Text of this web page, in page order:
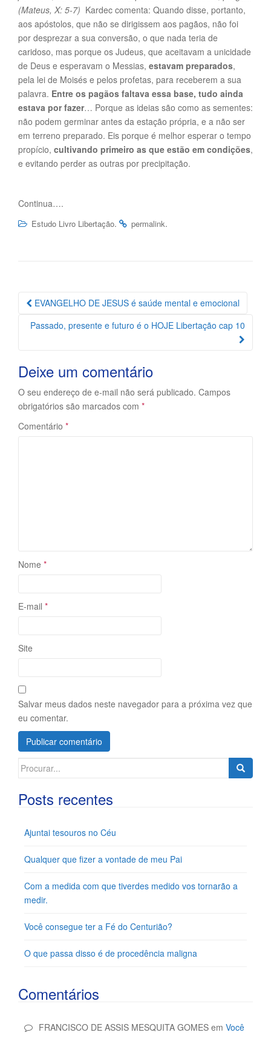
(Mateus, X: 5-7) Kardec comenta: Quando disse, portanto,
aos apóstolos, que não se dirigissem aos pagãos, não foi
por desprezar a sua conversão, o que nada teria de
caridoso, mas porque os Judeus, que aceitavam a unicidade
de Deus e esperavam o Messias, estavam preparados,
pela lei de Moisés e pelos profetas, para receberem a sua
palavra. Entre os pagãos faltava essa base, tudo ainda
estava por fazer… Porque as ideias são como as sementes:
não podem germinar antes da estação própria, e a não ser
em terreno preparado. Eis porque é melhor esperar o tempo
propício, cultivando primeiro as que estão em condições,
e evitando perder as outras por precipitação.
Continua….
Estudo Livro Libertação. permalink.
Navegação
da
Postagem
EVANGELHO DE JESUS é saúde mental e emocional
Passado, presente e futuro é o HOJE Libertação cap 10
Deixe um comentário
O seu endereço de e-mail não será publicado. Campos
obrigatórios são marcados com *
Comentário *
Nome *
E-mail *
Site
Salvar meus dados neste navegador para a próxima vez que
eu comentar.
Search
Posts recentes
Ajuntai tesouros no Céu
Qualquer que fizer a vontade de meu Pai
Com a medida com que tiverdes medido vos tornarão a
medir.
Você consegue ter a Fé do Centurião?
O que passa disso é de procedência maligna
Comentários
FRANCISCO DE ASSIS MESQUITA GOMES em Você